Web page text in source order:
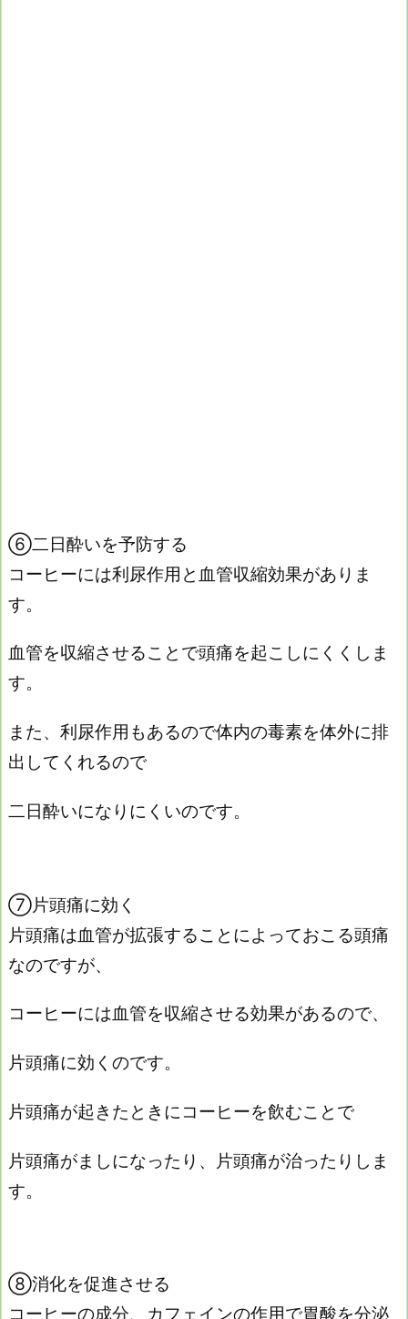
⑥二日酔いを予防する
コーヒーには利尿作用と血管収縮効果がありま
す。
血管を収縮させることで頭痛を起こしにくくしま
す。
また、利尿作用もあるので体内の毒素を体外に排
出してくれるので
二日酔いになりにくいのです。
⑦片頭痛に効く
片頭痛は血管が拡張することによっておこる頭痛
なのですが、
コーヒーには血管を収縮させる効果があるので、
片頭痛に効くのです。
片頭痛が起きたときにコーヒーを飲むことで
片頭痛がましになったり、片頭痛が治ったりしま
す。
⑧消化を促進させる
コーヒーの成分、カフェインの作用で胃酸を分泌